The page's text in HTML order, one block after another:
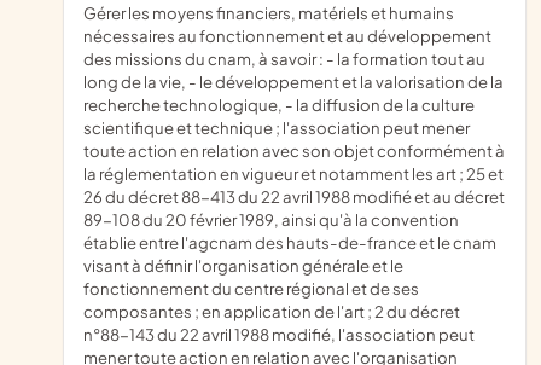
gérer les moyens financiers, matériels et humains
nécessaires au fonctionnement et au développement
des missions du cnam, à savoir : - la formation tout au
long de la vie, - le développement et la valorisation de la
recherche technologique, - la diffusion de la culture
scientifique et technique ; l'association peut mener
toute action en relation avec son objet conformément à
la réglementation en vigueur et notamment les art ; 25 et
26 du décret 88-413 du 22 avril 1988 modifié et au décret
89-108 du 20 février 1989, ainsi qu'à la convention
établie entre l'agcnam des hauts-de-france et le cnam
visant à définir l'organisation générale et le
fonctionnement du centre régional et de ses
composantes ; en application de l'art ; 2 du décret
n°88-143 du 22 avril 1988 modifié, l'association peut
mener toute action en relation avec l'organisation